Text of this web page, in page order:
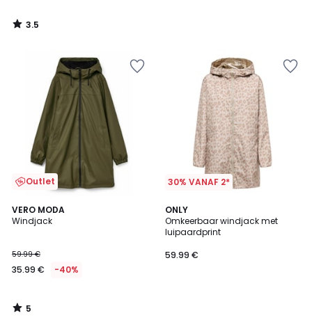
3.5
/
Outlet
VERO MODA
Windjack
59.99 €
35.99 € -40%
5
/
5
/
30% VANAF 2*
ONLY
Omkeerbaar windjack met
luipaardprint
59.99 €